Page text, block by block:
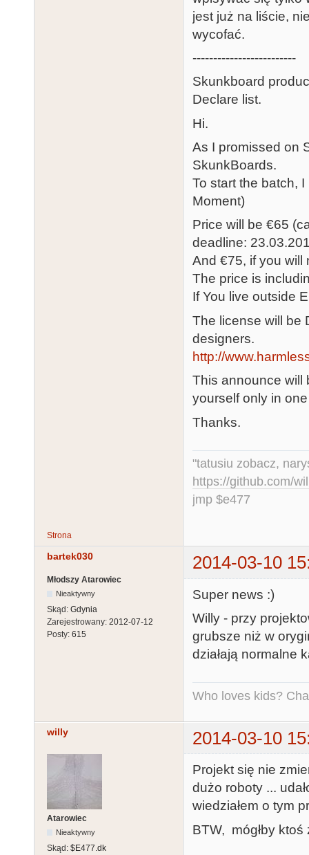
jest już na liście,
wycofać.
-------------------------
Skunkboard
Declare list.
Hi.
As I promissed on
SkunkBoards.
To start the batch,
Moment)
Price will be €65
deadline:
And €75, if you will
The price is
If You live outside
The license will be
designers.
http://
This announce will
yourself only in
Thanks.
"tatusiu zobacz,
https://github.com/
jmp $e477
Strona
bartek030 2014-03-10
Młodszy Atarowiec
Nieaktywny
Skąd: Gdynia
Zarejestrowany: 2012-07-12
Posty: 615
Super news :)
Willy - przy
grubsze niż w
działają normalne
Who loves kids?
willy 2014-03-10
Atarowiec
Nieaktywny
Skąd: $E477.dk
Projekt się nie
dużo roboty ...
wiedziałem o tym
BTW, mógłby